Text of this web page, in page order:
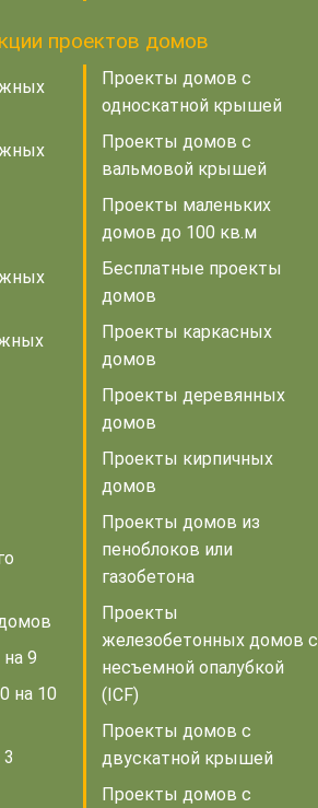
проектов домов
9
на 10
Проекты домов с
односкатной крышей
Проекты домов с
вальмовой крышей
Проекты маленьких
домов до 100 кв.м
Бесплатные проекты
домов
Проекты каркасных
домов
Проекты деревянных
домов
Проекты кирпичных
домов
Проекты домов из
пеноблоков или
газобетона
Проекты
железобетонных домов с
несъемной опалубкой
(ICF)
Проекты домов с
двускатной крышей
Проекты домов с